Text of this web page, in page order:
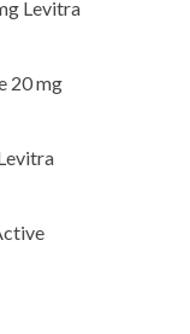
Levitra
20 mg